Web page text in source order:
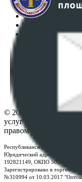
Регламент
Политика в
ПОЛОЖЕНИЕ
Настройки
© 2026
услуг
правом
Республиканское унитарное
Юридический адрес: г. Минск,
192821149, ОКПО
Зарегистрировано в торговом
№310994 от 10.03.2017